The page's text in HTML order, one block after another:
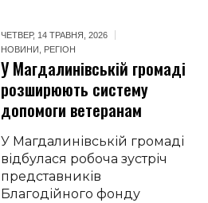
ЧЕТВЕР, 14 ТРАВНЯ, 2026
НОВИНИ
РЕГІОН
У Магдалинівській громаді
розширюють систему
допомоги ветеранам
У Магдалинівській громаді
відбулася робоча зустріч
представників
Благодійного фонду